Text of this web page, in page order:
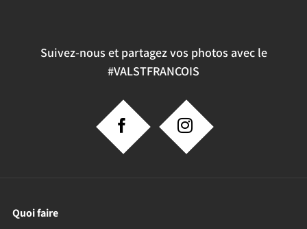
Suivez-nous et partagez vos photos avec le
#VALSTFRANCOIS
Quoi faire